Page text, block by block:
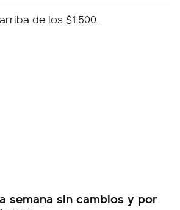
semana sin cambios y por